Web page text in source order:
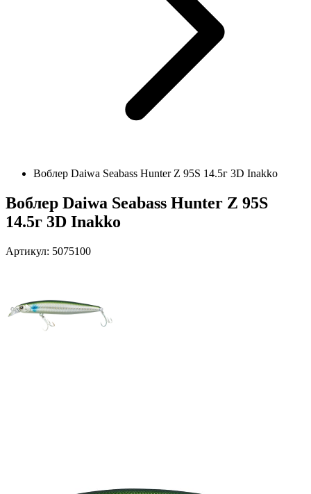
Воблер Daiwa Seabass Hunter Z 95S 14.5г 3D Inakko
Воблер Daiwa Seabass Hunter Z 95S
14.5г 3D Inakko
Артикул: 5075100